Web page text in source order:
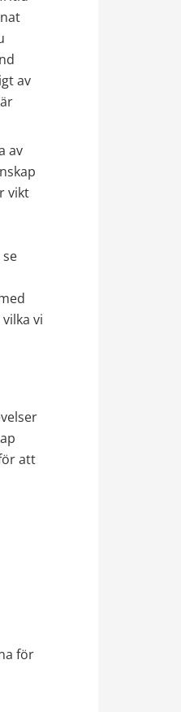
av
av
vikt
vi
att
för